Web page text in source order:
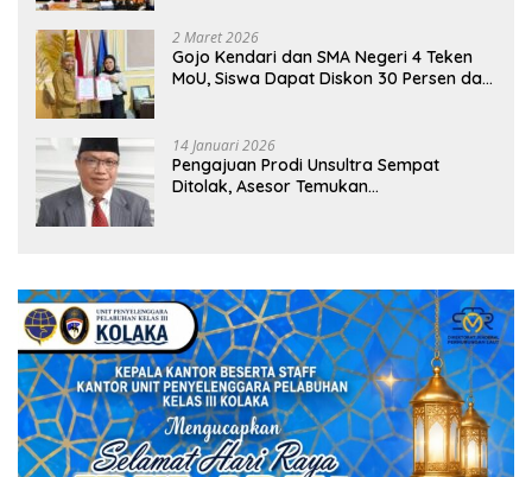
2 Maret 2026
Gojo Kendari dan SMA Negeri 4 Teken
MoU, Siswa Dapat Diskon 30 Persen dan
14 Januari 2026
Pengajuan Prodi Unsultra Sempat
Ditolak, Asesor Temukan